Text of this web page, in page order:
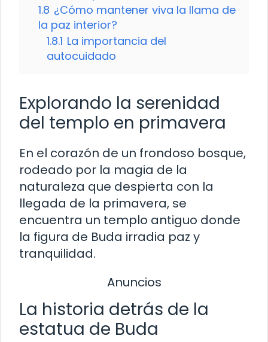
1.8 ¿Cómo mantener viva la llama de
la paz interior?
1.8.1 La importancia del
autocuidado
Explorando la serenidad
del templo en primavera
En el corazón de un frondoso bosque,
rodeado por la magia de la
naturaleza que despierta con la
llegada de la primavera, se
encuentra un templo antiguo donde
la figura de Buda irradia paz y
tranquilidad.
Anuncios
La historia detrás de la
estatua de Buda